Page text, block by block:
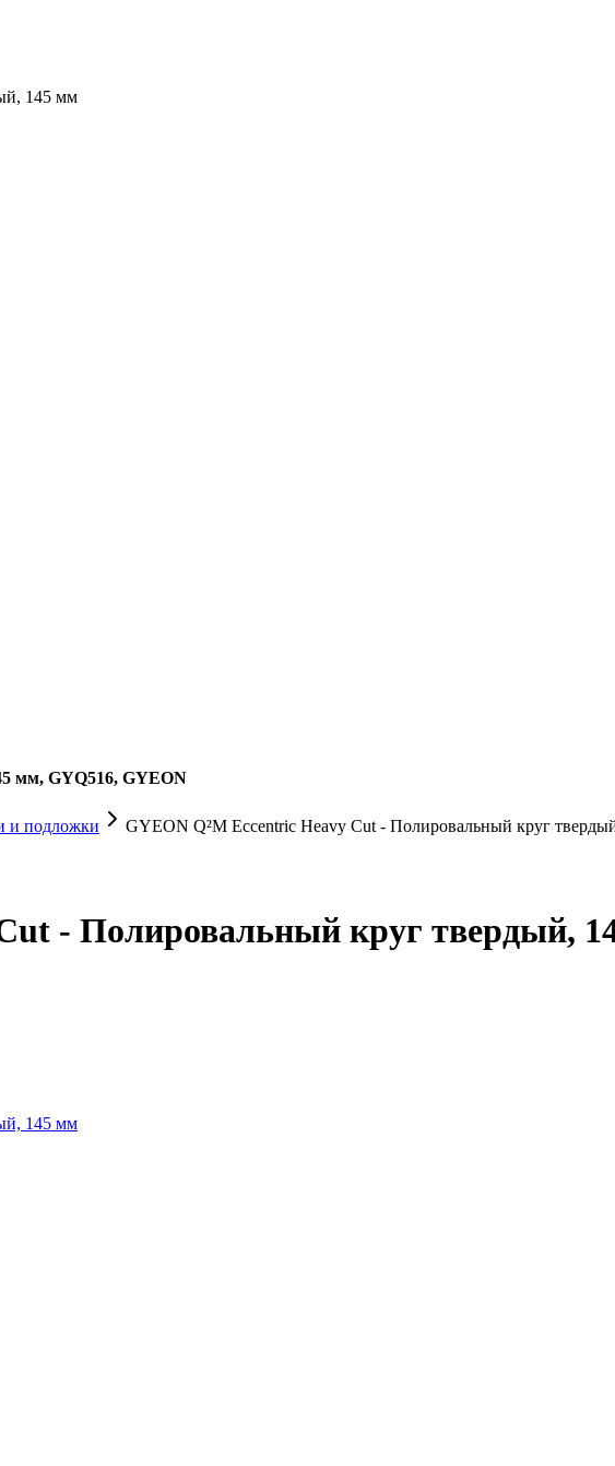
145 мм
мм, GYQ516, GYEON
и подложки
GYEON Q²M Eccentric Heavy Cut - Полировальный круг
- Полировальный круг твердый,
145 мм